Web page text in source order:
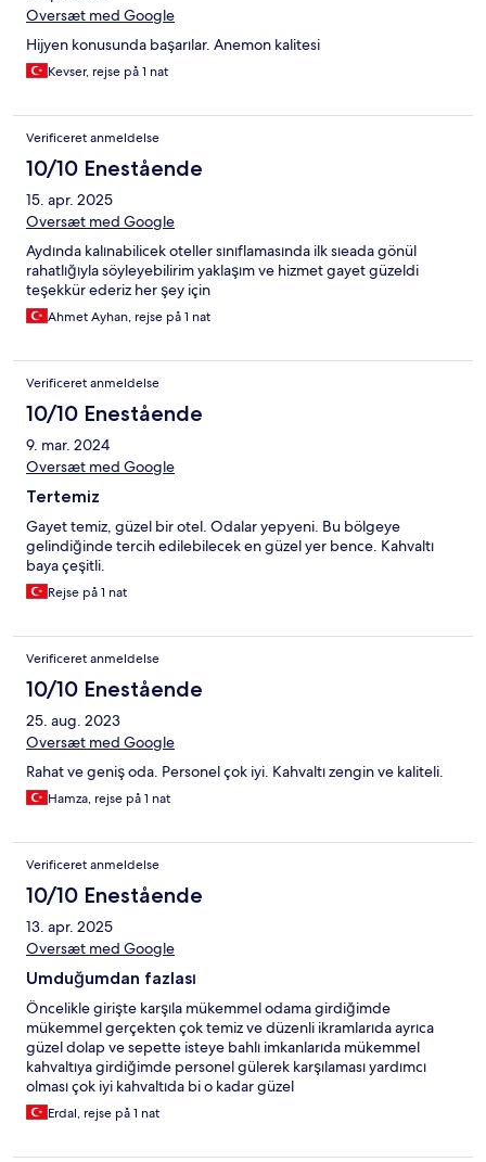
Oversæt med Google
Hijyen konusunda başarılar. Anemon kalitesi
Kevser, rejse på 1 nat
Verificeret anmeldelse
10/10 Enestående
15. apr. 2025
Oversæt med Google
Aydında kalınabilicek oteller sınıflamasında ilk sıeada gönül
rahatlığıyla söyleyebilirim yaklaşım ve hizmet gayet güzeldi
teşekkür ederiz her şey için
Ahmet Ayhan, rejse på 1 nat
Verificeret anmeldelse
10/10 Enestående
9. mar. 2024
Oversæt med Google
Tertemiz
Gayet temiz, güzel bir otel. Odalar yepyeni. Bu bölgeye
gelindiğinde tercih edilebilecek en güzel yer bence. Kahvaltı
baya çeşitli.
Rejse på 1 nat
Verificeret anmeldelse
10/10 Enestående
25. aug. 2023
Oversæt med Google
Rahat ve geniş oda. Personel çok iyi. Kahvaltı zengin ve kaliteli.
Hamza, rejse på 1 nat
Verificeret anmeldelse
10/10 Enestående
13. apr. 2025
Oversæt med Google
Umduğumdan fazlası
Öncelikle girişte karşıla mükemmel odama girdiğimde
mükemmel gerçekten çok temiz ve düzenli ikramlarıda ayrıca
güzel dolap ve sepette isteye bahlı imkanlarıda mükemmel
kahvaltıya girdiğimde personel gülerek karşılaması yardımcı
olması çok iyi kahvaltıda bi o kadar güzel
Erdal, rejse på 1 nat